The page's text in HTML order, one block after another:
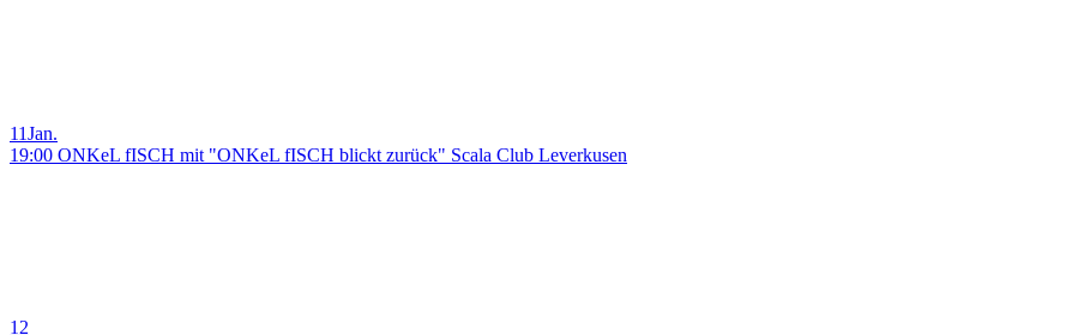
11Jan.
19:00 ONKeL fISCH mit "ONKeL fISCH blickt zurück" Scala Club Leverkusen
12